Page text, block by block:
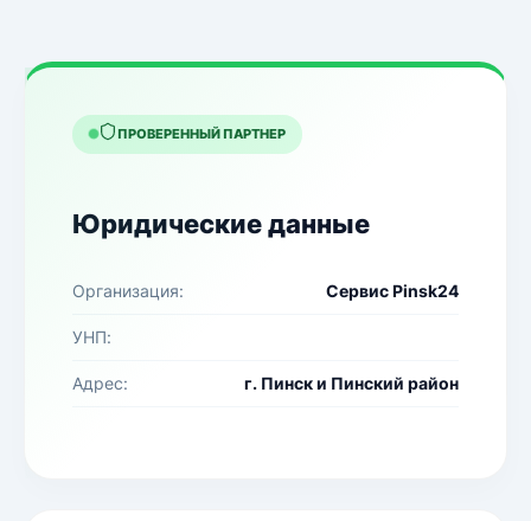
ПРОВЕРЕННЫЙ ПАРТНЕР
Юридические данные
Организация: Сервис Pinsk24
УНП:
Адрес: г. Пинск и Пинский район